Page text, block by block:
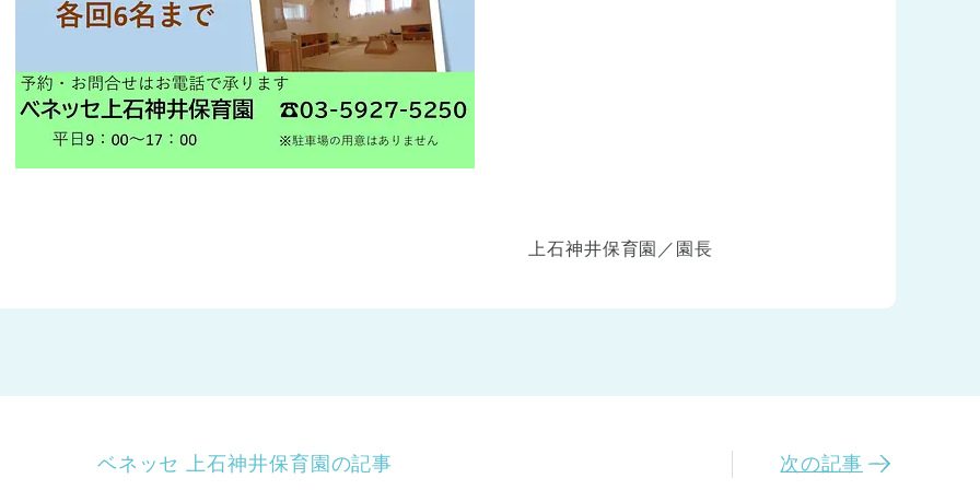
上石神井保育園／園長
ベネッセ 上石神井保育園の記事 次の記事